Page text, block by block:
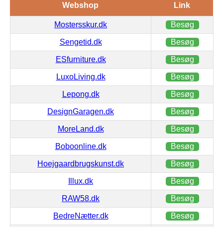
Webshop Link
Mostersskur.dk Besøg
Sengetid.dk Besøg
ESfurniture.dk Besøg
LuxoLiving.dk Besøg
Lepong.dk Besøg
DesignGaragen.dk Besøg
MoreLand.dk Besøg
Boboonline.dk Besøg
Hoejgaardbrugskunst.dk Besøg
Illux.dk Besøg
RAW58.dk Besøg
BedreNætter.dk Besøg